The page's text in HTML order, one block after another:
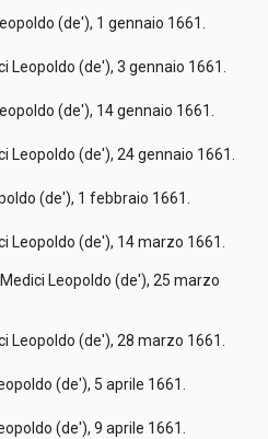
(de'), 1 gennaio 1661.
Leopoldo (de'), 3 gennaio 1661.
(de'), 14 gennaio 1661.
Leopoldo (de'), 24 gennaio 1661.
(de'), 1 febbraio 1661.
Leopoldo (de'), 14 marzo 1661.
Leopoldo (de'), 25 marzo
Leopoldo (de'), 28 marzo 1661.
(de'), 5 aprile 1661.
(de'), 9 aprile 1661.